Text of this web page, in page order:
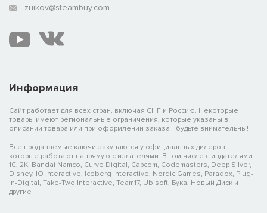
Информация
Сайт работает для всех стран, включая СНГ и Россию. Некоторые
товары имеют региональные ограничения, которые указаны в
описании товара или при оформлении заказа - будьте внимательны!
Все продаваемые ключи закупаются у официальных дилеров,
которые работают напрямую с издателями. В том числе с издателями:
1C, 2K, Bandai Namco, Curve Digital, Capcom, Codemasters, Deep Silver,
Disney, IO Interactive, Iceberg Interactive, Nordic Games, Paradox, Plug-
in-Digital, Take-Two Interactive, Team17, Ubisoft, Бука, Новый Диск и
другие
zuikov@steambuy.com